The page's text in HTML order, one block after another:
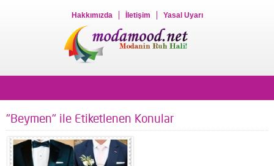
Hakkımızda İletişim Yasal Uyarı
"Beymen" ile Etiketlenen Konular